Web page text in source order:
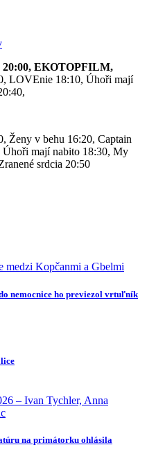
EKOTOPFILM,
LOVEnie 18:10, Úhoři mají
Ženy v behu 16:20, Captain
mají nabito 18:30, My
srdcia 20:50
nemocnice ho previezol vrtuľník
na primátorku ohlásila